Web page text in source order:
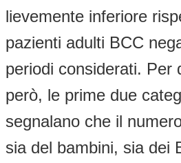
lievemente inferiore
pazienti adulti BCC
periodi considerati. Per
però, le prime due
segnalano che il
sia del bambini, sia dei